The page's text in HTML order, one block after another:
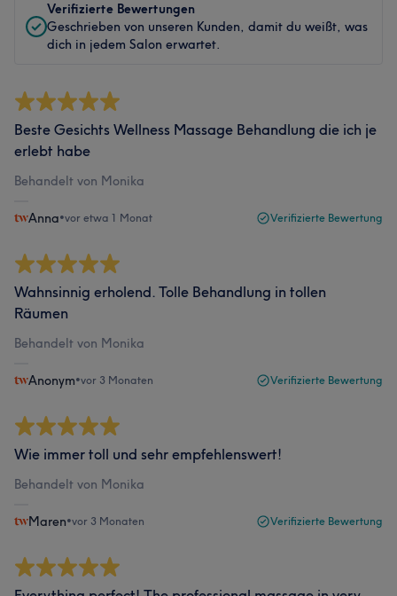
Verifizierte Bewertungen
Geschrieben von unseren Kunden, damit du weißt, was
dich in jedem Salon erwartet.
Beste Gesichts Wellness Massage Behandlung die ich je
erlebt habe
Behandelt von Monika
Anna•vor etwa 1 Monat Verifizierte Bewertung
Wahnsinnig erholend. Tolle Behandlung in tollen
Räumen
Behandelt von Monika
Anonym•vor 3 Monaten Verifizierte Bewertung
Wie immer toll und sehr empfehlenswert!
Behandelt von Monika
Maren•vor 3 Monaten Verifizierte Bewertung